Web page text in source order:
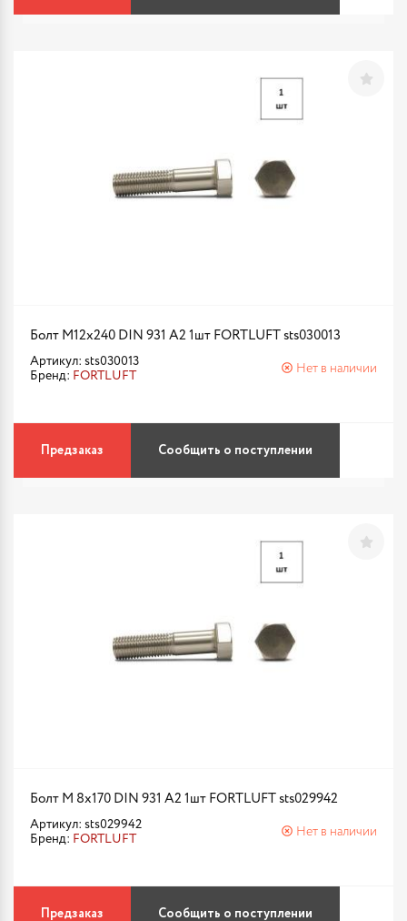
Болт М12х240 DIN 931 A2 1шт FORTLUFT sts030013
Артикул: sts030013
Бренд: FORTLUFT
Нет в наличии
Предзаказ Сообщить о поступлении
Болт М 8х170 DIN 931 A2 1шт FORTLUFT sts029942
Артикул: sts029942
Бренд: FORTLUFT
Нет в наличии
Предзаказ Сообщить о поступлении